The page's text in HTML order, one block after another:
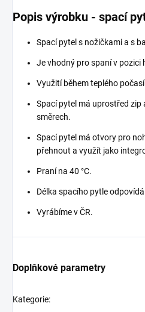
Popis výrobku - spací
Spací pytel s nožičkami a s
Je vhodný pro spaní v pozici
Využití během teplého
Spací pytel má uprostřed zip
směrech.
Spací pytel má otvory pro
přehnout a využít jako
Praní na 40 °C.
Délka spacího pytle
Vyrábíme v ČR.
Doplňkové parametry
Kategorie: